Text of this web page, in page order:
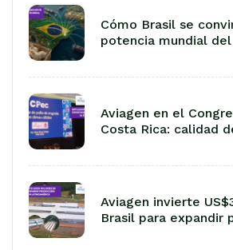
Cómo Brasil se
potencia mundial
Aviagen en el
Costa Rica: calidad
Aviagen invierte
Brasil para expandir